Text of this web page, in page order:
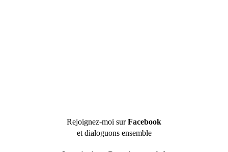
Rejoignez-moi surFacebook
et dialoguons ensemble